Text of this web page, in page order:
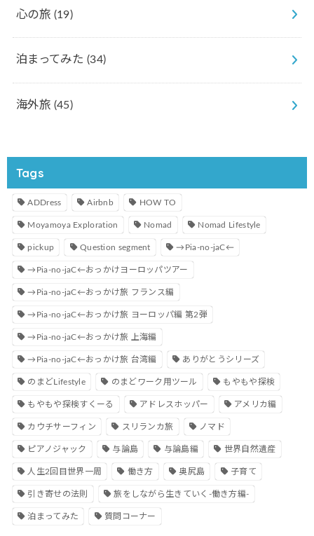
心の旅 (19)
泊まってみた (34)
海外旅 (45)
Tags
ADDress Airbnb HOW TO
Moyamoya Exploration Nomad Nomad Lifestyle
pickup Question segment →Pia-no-jaC←
→Pia-no-jaC←おっかけヨーロッパツアー
→Pia-no-jaC←おっかけ旅 フランス編
→Pia-no-jaC←おっかけ旅 ヨーロッパ編 第2弾
→Pia-no-jaC←おっかけ旅 上海編
→Pia-no-jaC←おっかけ旅 台湾編 ありがとうシリーズ
のまどLifestyle のまどワーク用ツール もやもや探検
もやもや探検すくーる アドレスホッパー アメリカ編
カウチサーフィン スリランカ旅 ノマド
ピアノジャック 与論島 与論島編 世界自然遺産
人生2回目世界一周 働き方 奥尻島 子育て
引き寄せの法則 旅をしながら生きていく-働き方編-
泊まってみた 質問コーナー